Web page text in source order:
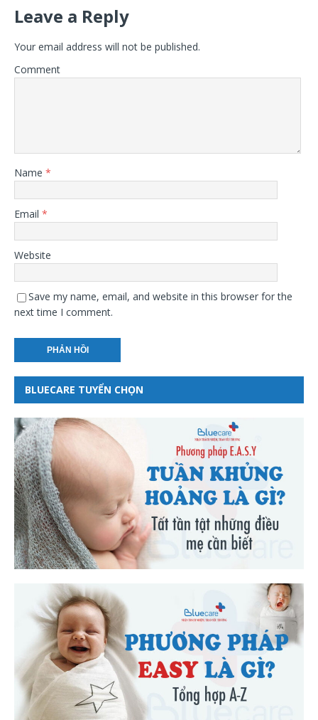
Leave a Reply
Your email address will not be published.
Comment
Name *
Email *
Website
Save my name, email, and website in this browser for the
next time I comment.
BLUECARE TUYỂN CHỌN